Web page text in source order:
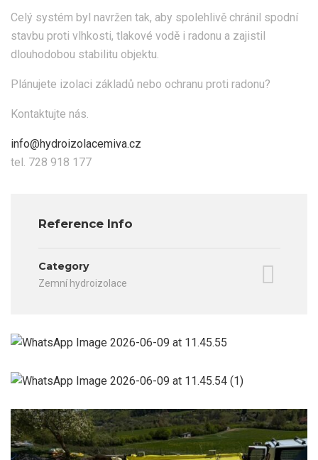
Celý systém byl navržen tak, aby spolehlivě chránil spodní
stavbu proti vlhkosti, tlakové vodě i radonu a zajistil
dlouhodobou stabilitu objektu.
Plánujete izolaci základů nebo ochranu proti radonu?
Kontaktujte nás.
info@hydroizolacemiva.cz
tel. 728 918 177
Reference Info
Category
Zemní hydroizolace